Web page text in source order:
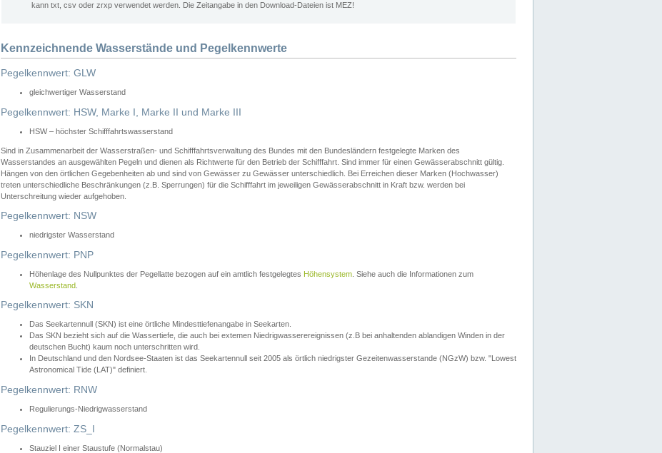
kann txt, csv oder zrxp verwendet werden. Die Zeitangabe in den Download-Dateien ist MEZ!
Kennzeichnende Wasserstände und Pegelkennwerte
Pegelkennwert: GLW
gleichwertiger Wasserstand
Pegelkennwert: HSW, Marke I, Marke II und Marke III
HSW – höchster Schifffahrtswasserstand
Sind in Zusammenarbeit der Wasserstraßen- und Schifffahrtsverwaltung des Bundes mit den Bundesländern festgelegte Marken des
Wasserstandes an ausgewählten Pegeln und dienen als Richtwerte für den Betrieb der Schifffahrt. Sind immer für einen Gewässerabschnitt gültig.
Hängen von den örtlichen Gegebenheiten ab und sind von Gewässer zu Gewässer unterschiedlich. Bei Erreichen dieser Marken (Hochwasser)
treten unterschiedliche Beschränkungen (z.B. Sperrungen) für die Schifffahrt im jeweiligen Gewässerabschnitt in Kraft bzw. werden bei
Unterschreitung wieder aufgehoben.
Pegelkennwert: NSW
niedrigster Wasserstand
Pegelkennwert: PNP
Höhenlage des Nullpunktes der Pegellatte bezogen auf ein amtlich festgelegtes Höhensystem . Siehe auch die Informationen zum
Wasserstand
Pegelkennwert: SKN
Das Seekartennull (SKN) ist eine örtliche Mindesttiefenangabe in Seekarten.
Das SKN bezieht sich auf die Wassertiefe, die auch bei extemen Niedrigwasserereignissen (z.B bei anhaltenden ablandigen Winden in der
deutschen Bucht) kaum noch unterschritten wird.
In Deutschland und den Nordsee-Staaten ist das Seekartennull seit 2005 als örtlich niedrigster Gezeitenwasserstande (NGzW) bzw. "Lowest
Astronomical Tide (LAT)" definiert.
Pegelkennwert: RNW
Regulierungs-Niedrigwasserstand
Pegelkennwert: ZS_I
Stauziel I einer Staustufe (Normalstau)